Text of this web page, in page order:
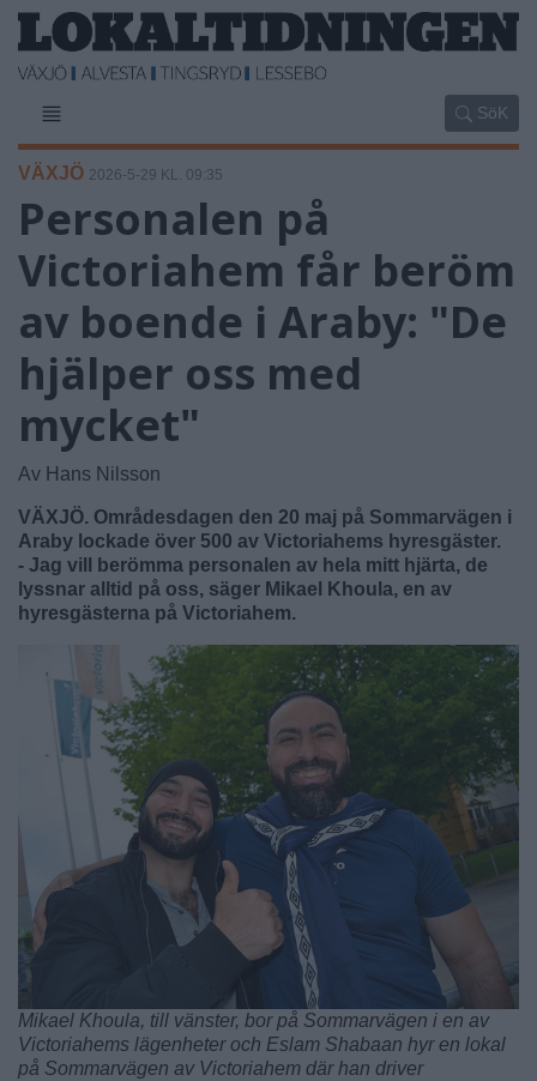
SöK
VÄXJÖ 2026-5-29 KL. 09:35
Personalen på
Victoriahem får beröm
av boende i Araby: "De
hjälper oss med
mycket"
Av Hans Nilsson
VÄXJÖ. Områdesdagen den 20 maj på Sommarvägen i
Araby lockade över 500 av Victoriahems hyresgäster.
- Jag vill berömma personalen av hela mitt hjärta, de
lyssnar alltid på oss, säger Mikael Khoula, en av
hyresgästerna på Victoriahem.
Mikael Khoula, till vänster, bor på Sommarvägen i en av
Victoriahems lägenheter och Eslam Shabaan hyr en lokal
på Sommarvägen av Victoriahem där han driver